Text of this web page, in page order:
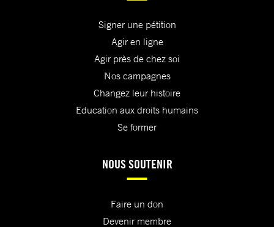
Signer une pétition
Agir en ligne
Agir près de chez soi
Nos campagnes
Changez leur histoire
Education aux droits humains
Se former
NOUS SOUTENIR
Faire un don
Devenir membre